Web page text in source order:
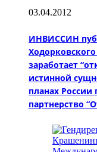
03.04.2012
ИНВИССИН
заработает
истинной
планах
партнерство